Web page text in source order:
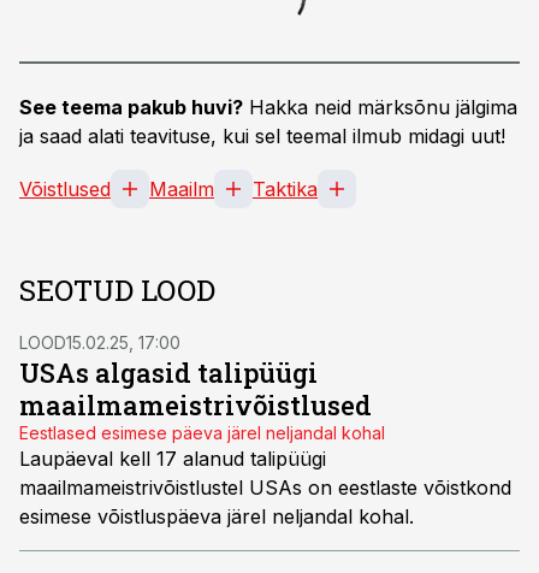
See teema pakub huvi? Hakka neid märksõnu jälgima
ja saad alati teavituse, kui sel teemal ilmub midagi uut!
Võistlused Maailm Taktika
SEOTUD LOOD
LOOD15.02.25, 17:00
USAs algasid talipüügi
maailmameistrivõistlused
Eestlased esimese päeva järel neljandal kohal
Laupäeval kell 17 alanud talipüügi
maailmameistrivõistlustel USAs on eestlaste võistkond
esimese võistluspäeva järel neljandal kohal.